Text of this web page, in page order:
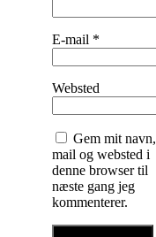
E-mail *
Websted
Gem mit navn,
mail og websted i
denne browser til
næste gang jeg
kommenterer.